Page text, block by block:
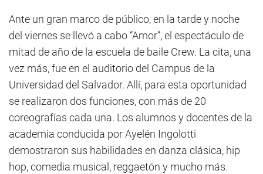
Ante un gran marco de público, en la tarde y noche
del viernes se llevó a cabo “Amor”, el espectáculo de
mitad de año de la escuela de baile Crew. La cita, una
vez más, fue en el auditorio del Campus de la
Universidad del Salvador. Allí, para esta oportunidad
se realizaron dos funciones, con más de 20
coreografías cada una. Los alumnos y docentes de la
academia conducida por Ayelén Ingolotti
demostraron sus habilidades en danza clásica, hip
hop, comedia musical, reggaetón y mucho más.